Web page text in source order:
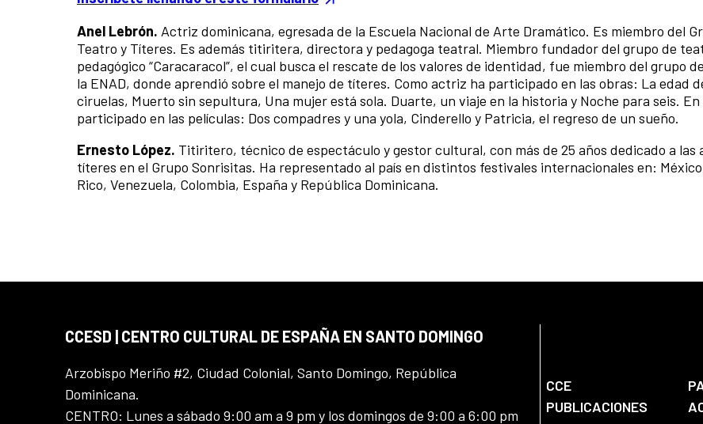
Anel Lebrón. Actriz dominicana, egresada de la Escuela Nacional de Arte Dramático. Es miembro del
Teatro y Títeres. Es además titiritera, directora y pedagoga teatral. Miembro fundador del grupo de
pedagógico “Caracaracol”, el cual busca el rescate de los valores de identidad, fue miembro del grupo
la ENAD, donde aprendió sobre el manejo de títeres. Como actriz ha participado en las obras: La edad
ciruelas, Muerto sin sepultura, Una mujer está sola. Duarte, un viaje en la historia y Noche para seis. En
participado en las películas: Dos compadres y una yola, Cinderello y Patricia, el regreso de un sueño.
Ernesto López. Titiritero, técnico de espectáculo y gestor cultural, con más de 25 años dedicado a las
títeres en el Grupo Sonrisitas. Ha representado al país en distintos festivales internacionales en:
Rico, Venezuela, Colombia, España y República Dominicana.
CCESD | CENTRO CULTURAL DE ESPAÑA EN SANTO DOMINGO
Arzobispo Meriño #2, Ciudad Colonial, Santo Domingo, República
Dominicana.
CENTRO: Lunes a sábado 9:00 am a 9 pm y los domingos de 9:00 a 6:00 pm
CCE
PUBLICACIONES